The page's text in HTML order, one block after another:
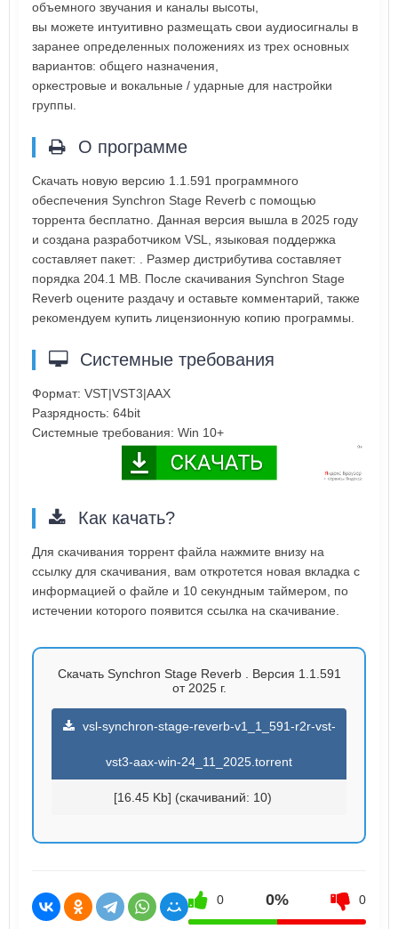
объемного звучания и каналы высоты,
вы можете интуитивно размещать свои аудиосигналы в
заранее определенных положениях из трех основных
вариантов: общего назначения,
оркестровые и вокальные / ударные для настройки
группы.
О программе
Скачать новую версию 1.1.591 программного
обеспечения Synchron Stage Reverb с помощью
торрента бесплатно. Данная версия вышла в 2025 году
и создана разработчиком VSL, языковая поддержка
составляет пакет: . Размер дистрибутива составляет
порядка 204.1 MB. После скачивания Synchron Stage
Reverb оцените раздачу и оставьте комментарий, также
рекомендуем купить лицензионную копию программы.
Системные требования
Формат: VST|VST3|AAX
Разрядность: 64bit
Системные требования: Win 10+
Как качать?
Для скачивания торрент файла нажмите внизу на
ссылку для скачивания, вам откротется новая вкладка с
информацией о файле и 10 секундным таймером, по
истечении которого появится ссылка на скачивание.
Скачать Synchron Stage Reverb . Версия 1.1.591
от 2025 г.
vsl-synchron-stage-reverb-v1_1_591-r2r-vst-
vst3-aax-win-24_11_2025.torrent
[16.45 Kb] (cкачиваний: 10)
0 0% 0